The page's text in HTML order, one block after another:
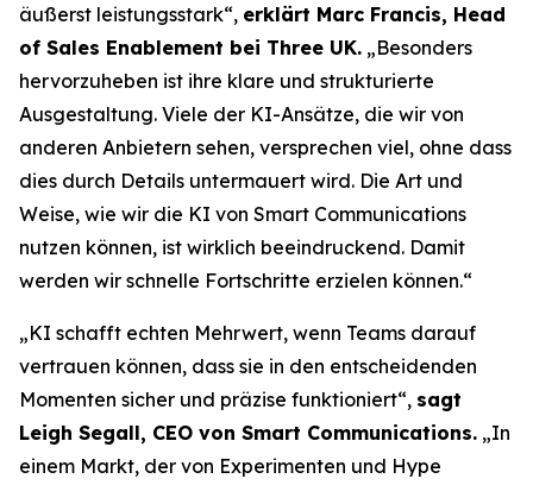
äußerst leistungsstark“, erklärt Marc Francis, Head
of Sales Enablement bei Three UK. „Besonders
hervorzuheben ist ihre klare und strukturierte
Ausgestaltung. Viele der KI-Ansätze, die wir von
anderen Anbietern sehen, versprechen viel, ohne dass
dies durch Details untermauert wird. Die Art und
Weise, wie wir die KI von Smart Communications
nutzen können, ist wirklich beeindruckend. Damit
werden wir schnelle Fortschritte erzielen können.“
„KI schafft echten Mehrwert, wenn Teams darauf
vertrauen können, dass sie in den entscheidenden
Momenten sicher und präzise funktioniert“, sagt
Leigh Segall, CEO von Smart Communications. „In
einem Markt, der von Experimenten und Hype